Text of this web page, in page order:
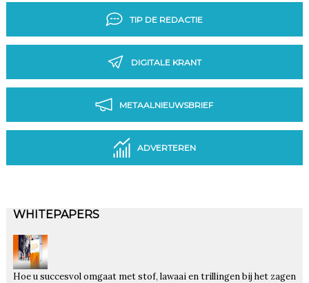
TIP DE REDACTIE
DIGITALE KRANT
METAALNIEUWSBRIEF
ADVERTEREN
WHITEPAPERS
Hoe u succesvol omgaat met stof, lawaai en trillingen bij het zagen